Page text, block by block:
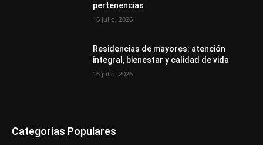
pertenencias
16 julio, 2026
Residencias de mayores: atención
integral, bienestar y calidad de vida
16 julio, 2026
Categorias Populares